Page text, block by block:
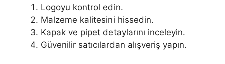
Logoyu kontrol edin.
Malzeme kalitesini hissedin.
Kapak ve pipet detaylarını inceleyin.
Güvenilir satıcılardan alışveriş yapın.